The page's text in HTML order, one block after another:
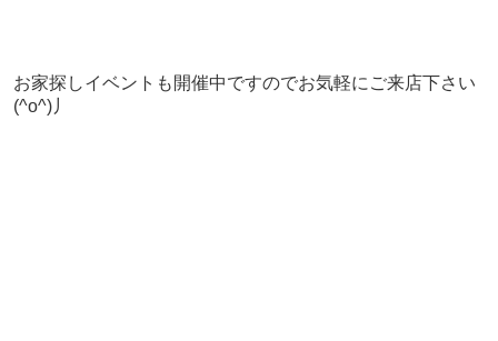
お家探しイベントも開催中ですのでお気軽にご来店下さい
(^o^)丿